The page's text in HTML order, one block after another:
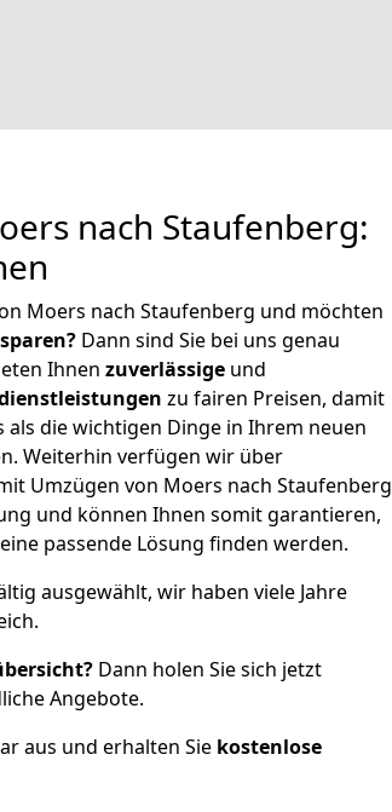
nach Staufenberg:
Moers nach Staufenberg und möchten
Dann sind Sie bei uns genau
Ihnen zuverlässige und
zu fairen Preisen, damit
als die wichtigen Dinge in Ihrem neuen
Weiterhin verfügen wir über
Umzügen von Moers nach Staufenberg
und können Ihnen somit garantieren,
passende Lösung finden werden.
ausgewählt, wir haben viele Jahre
Dann holen Sie sich jetzt
Angebote.
aus und erhalten Sie kostenlose